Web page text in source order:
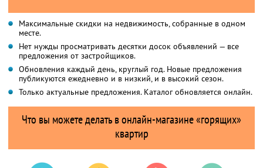
Максимальные скидки на недвижимость, собранные в одном
месте.
Нет нужды просматривать десятки досок объявлений — все
предложения от застройщиков.
Обновления каждый день, круглый год. Новые предложения
публикуются ежедневно и в низкий, и в высокий сезон.
Только актуальные предложения. Каталог обновляется онлайн.
Что вы можете делать в онлайн-магазине «горящих»
квартир